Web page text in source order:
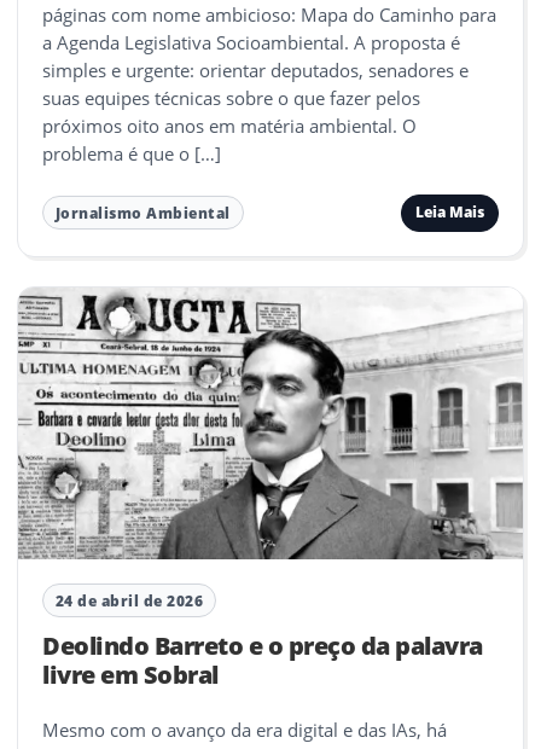
páginas com nome ambicioso: Mapa do Caminho para
a Agenda Legislativa Socioambiental. A proposta é
simples e urgente: orientar deputados, senadores e
suas equipes técnicas sobre o que fazer pelos
próximos oito anos em matéria ambiental. O
problema é que o […]
Jornalismo Ambiental Leia Mais
24 de abril de 2026
Deolindo Barreto e o preço da palavra
livre em Sobral
Mesmo com o avanço da era digital e das IAs, há